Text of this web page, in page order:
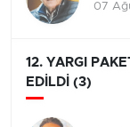
07
12. YARGI
EDİLDİ (3)